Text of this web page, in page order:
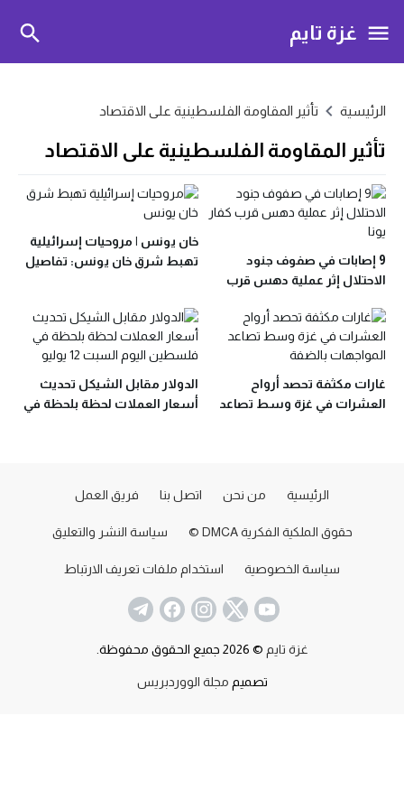
غزة تايم
الرئيسية تأثير المقاومة الفلسطينية على الاقتصاد
تأثير المقاومة الفلسطينية على الاقتصاد
9 إصابات في صفوف جنود
الاحتلال إثر عملية دهس قرب
خان يونس | مروحيات إسرائيلية
تهبط شرق خان يونس: تفاصيل
غارات مكثفة تحصد أرواح
العشرات في غزة وسط تصاعد
الدولار مقابل الشيكل تحديث
أسعار العملات لحظة بلحظة في
الرئيسية من نحن اتصل بنا فريق العمل
حقوق الملكية الفكرية DMCA © سياسة النشر والتعليق
سياسة الخصوصية استخدام ملفات تعريف الارتباط
غزة تايم © 2026 جميع الحقوق محفوظة.
تصميم مجلة الووردبريس